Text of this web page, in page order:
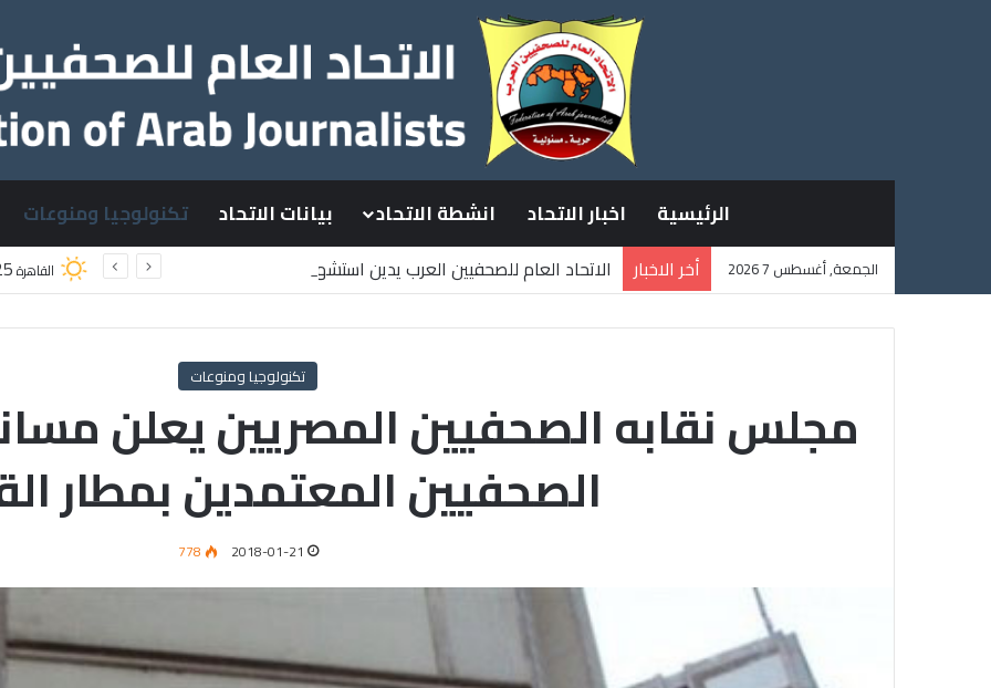
الرئيسية اخبار الاتحاد انشطة الاتحاد بيانات الاتحاد تكنولوجيا ومنوعات
الجمعة, أغسطس 7 2026 أخر الاخبار
الاتحاد العام للصحفيين العرب يدين استشهاد
القاهرة
تكنولوجيا ومنوعات
مجلس نقابه الصحفيين المصريين يعلن
الصحفيين المعتمدين بمطار
2018-01-21
778